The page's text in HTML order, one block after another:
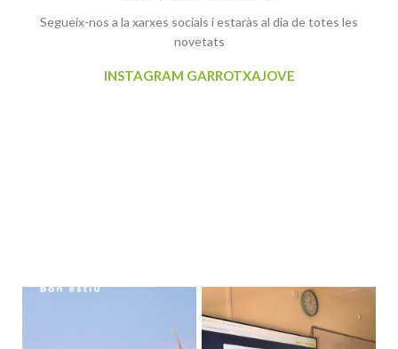
Segueix-nos a la xarxes socials i estaràs al dia de totes les
novetats
INSTAGRAM GARROTXAJOVE